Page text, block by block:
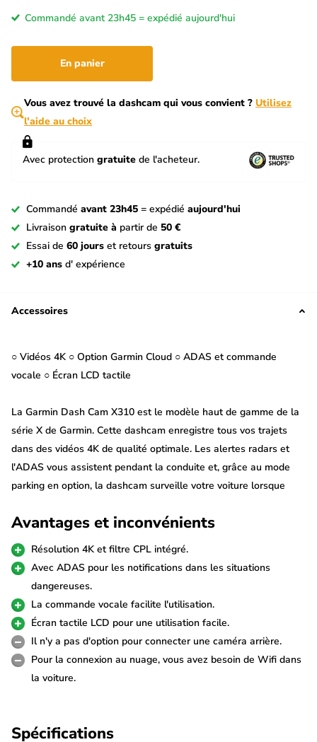
Commandé avant 23h45 = expédié aujourd'hui
En panier
Vous avez trouvé la dashcam qui vous convient ? Utilisez
l'aide au choix
Avec protection gratuite de l'acheteur.
Commandé avant 23h45 = expédié aujourd'hui
Livraison gratuite à partir de 50 €
Essai de 60 jours et retours gratuits
+10 ans d' expérience
Accessoires
○ Vidéos 4K ○ Option Garmin Cloud ○ ADAS et commande
vocale ○ Écran LCD tactile
La Garmin Dash Cam X310 est le modèle haut de gamme de la
série X de Garmin. Cette dashcam enregistre tous vos trajets
dans des vidéos 4K de qualité optimale. Les alertes radars et
l'ADAS vous assistent pendant la conduite et, grâce au mode
parking en option, la dashcam surveille votre voiture lorsque
commander très facilement la dashcam.
Garmin Cloud
La connexion en direct avec votre dashcam Garmin offre des
fonctions pratiques pour une sécurité supplémentaire de votre
voiture. Vous pouvez visionner des images en direct, mais aussi
recevoir des notifications en cas d'incidents de stationnement.
Le suivi de localisation est également disponible en cas de vol.
L'option Cloud nécessite une connexion Wi-Fi dans la voiture
Vidéos 4K
Avantages et inconvénients
Résolution 4K et filtre CPL intégré.
Avec ADAS pour les notifications dans les situations
dangereuses.
La commande vocale facilite l'utilisation.
Écran tactile LCD pour une utilisation facile.
Il n'y a pas d'option pour connecter une caméra arrière.
Pour la connexion au nuage, vous avez besoin de Wifi dans
la voiture.
Spécifications